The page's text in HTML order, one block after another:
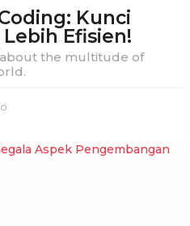
Kunci
Efisien!
the multitude of
h